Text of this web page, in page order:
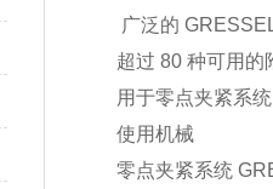
广泛的
超过 80 种可用的
用于零点夹紧系统
使用机械
零点夹紧系统